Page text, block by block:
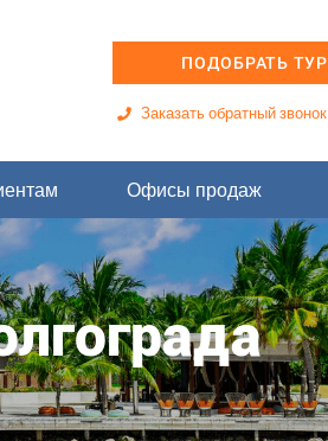
ПОДОБРАТЬ ТУР
Заказать обратный звонок
Офисы продаж